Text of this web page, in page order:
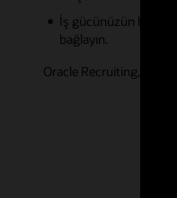
İş gücünüzün
bağlayın.
Oracle Recruiting, üç